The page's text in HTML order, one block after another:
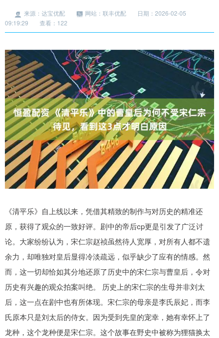
来源：达宝优配 网站：联丰优配
日期：2026-02-05
09:19:29
查看：122
《清平乐》自上线以来，凭借其精致的制作与对历史的精准还
原，获得了观众的一致好评。剧中的帝后cp更是引发了广泛讨
论。大家纷纷认为，宋仁宗赵祯虽然待人宽厚，对所有人都不遗
余力，却唯独对皇后显得冷淡疏远，似乎缺少了应有的情感。然
而，这一切却恰如其分地还原了历史中的宋仁宗与曹皇后，令对
历史有兴趣的观众拍案叫绝。 历史上的宋仁宗的生母并非刘太
后，这一点在剧中也有所体现。宋仁宗的母亲是李氏辰妃，而李
氏原本只是刘太后的侍女。因为受到先皇的宠幸，她有幸怀上了
龙种，这个龙种便是宋仁宗。这个故事在野史中被称为狸猫换太